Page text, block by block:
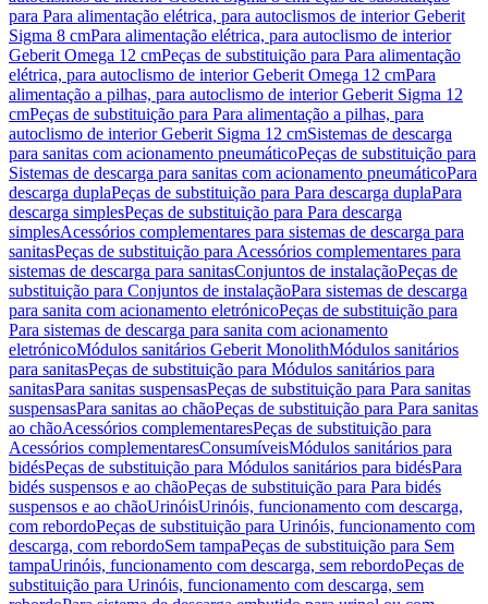
para Para alimentação elétrica, para autoclismos de interior Geberit
Sigma 8 cmPara alimentação elétrica, para autoclismo de interior
Geberit Omega 12 cmPeças de substituição para Para alimentação
elétrica, para autoclismo de interior Geberit Omega 12 cmPara
alimentação a pilhas, para autoclismo de interior Geberit Sigma 12
cmPeças de substituição para Para alimentação a pilhas, para
autoclismo de interior Geberit Sigma 12 cmSistemas de descarga
para sanitas com acionamento pneumáticoPeças de substituição para
Sistemas de descarga para sanitas com acionamento pneumáticoPara
descarga duplaPeças de substituição para Para descarga duplaPara
descarga simplesPeças de substituição para Para descarga
simplesAcessórios complementares para sistemas de descarga para
sanitasPeças de substituição para Acessórios complementares para
sistemas de descarga para sanitasConjuntos de instalaçãoPeças de
substituição para Conjuntos de instalaçãoPara sistemas de descarga
para sanita com acionamento eletrónicoPeças de substituição para
Para sistemas de descarga para sanita com acionamento
eletrónicoMódulos sanitários Geberit MonolithMódulos sanitários
para sanitasPeças de substituição para Módulos sanitários para
sanitasPara sanitas suspensasPeças de substituição para Para sanitas
suspensasPara sanitas ao chãoPeças de substituição para Para sanitas
ao chãoAcessórios complementaresPeças de substituição para
Acessórios complementaresConsumíveisMódulos sanitários para
bidésPeças de substituição para Módulos sanitários para bidésPara
bidés suspensos e ao chãoPeças de substituição para Para bidés
suspensos e ao chãoUrinóisUrinóis, funcionamento com descarga,
com rebordoPeças de substituição para Urinóis, funcionamento com
descarga, com rebordoSem tampaPeças de substituição para Sem
tampaUrinóis, funcionamento com descarga, sem rebordoPeças de
substituição para Urinóis, funcionamento com descarga, sem